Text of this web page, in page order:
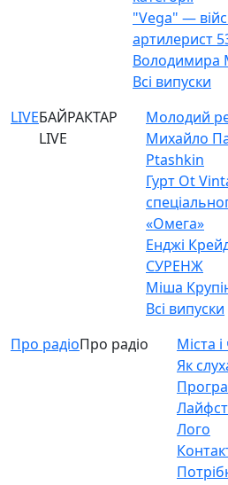
"Vega" —
артилерист
Володимира
Всі випуски
LIVEБАЙРАКТАР
LIVE
Молодий
Михайло
Ptashkin
Гурт Ot
«Омега»
Енджі
СУРЕНЖ
Міша
Всі випуски
Про радіоПро радіо
Міста
Як
Лого